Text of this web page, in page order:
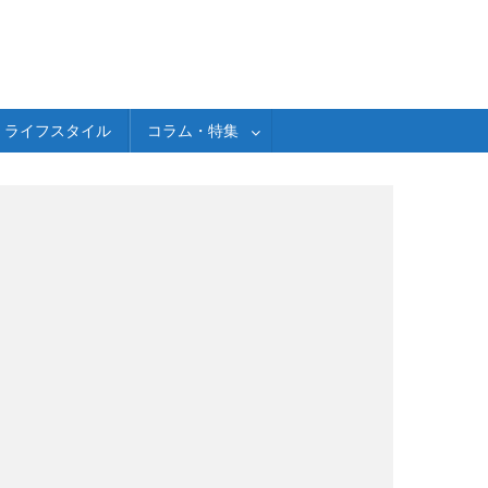
ライフスタイル コラム・特集